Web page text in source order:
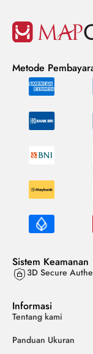
Metode
Sistem Keamanan
3D Secure
Informasi
Tentang kami
Panduan Ukuran